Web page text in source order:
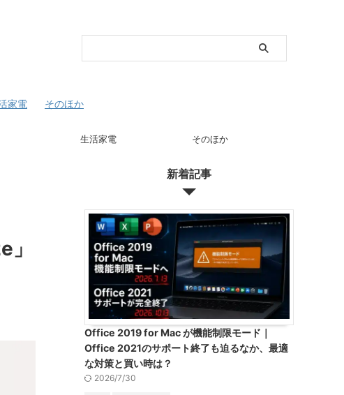
家電 そのほか
生活家電 そのほか
新着記事
Office 2019 for Mac が機能制限モード｜
Office 2021のサポート終了も迫るなか、最適
な対策と買い時は？
2026/7/30